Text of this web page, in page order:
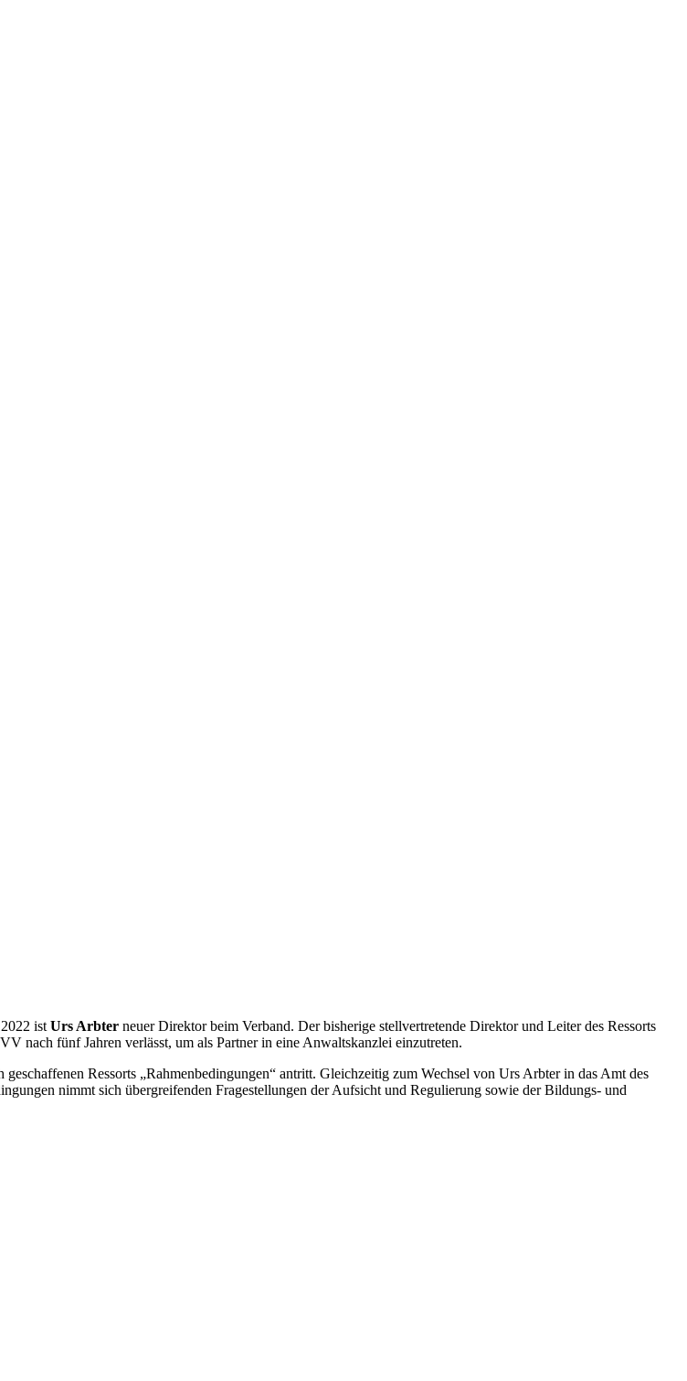
istUrs Arbter neuer Direktor beim Verband. Der bisherige stellvertretende Direktor und Leiter des Ressorts
nach fünf Jahren verlässt, um als Partner in eine Anwaltskanzlei einzutreten.
Ressorts „Rahmenbedingungen“ antritt. Gleichzeitig zum Wechsel von Urs Arbter in das Amt des
nimmt sich übergreifenden Fragestellungen der Aufsicht und Regulierung sowie der Bildungs- und